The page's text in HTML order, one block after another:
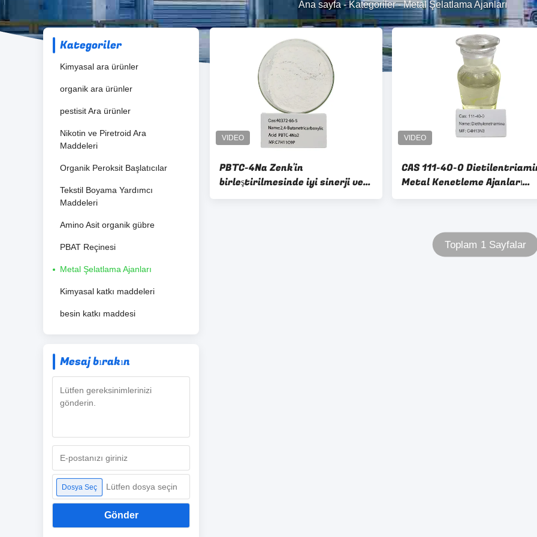
Ana sayfa-Kategoriler-Metal Şelatlama Ajanları
Kategoriler
Kimyasal ara ürünler
organik ara ürünler
pestisit Ara ürünler
Nikotin ve Piretroid Ara
Maddeleri
Organik Peroksit Başlatıcılar
Tekstil Boyama Yardımcı
Maddeleri
Amino Asit organik gübre
PBAT Reçinesi
Metal Şelatlama Ajanları
Kimyasal katkı maddeleri
besin katkı maddesi
Mesaj bırakın
Dosya Seç Lütfen dosya seçin
Gönder
PBTC-4Na Zenk'in
birleştirilmesinde iyi sinerji ve
iyileştirilmiş çözünürlüğü ile su
CAS 111-40-0
Metal Kenetleme Ajanları
Poliamid Reçine Yüzey Aktif
Toplam 1 Sayfalar